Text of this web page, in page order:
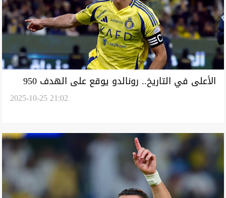
الأعلى في التاريخ.. رونالدو يوقع على الهدف 950
2025-10-25 21:02